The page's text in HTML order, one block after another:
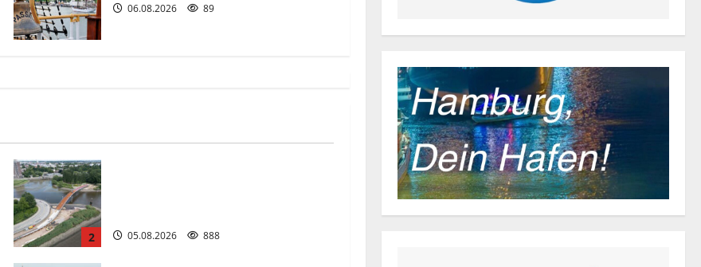
06.08.2026 89
2 05.08.2026 888